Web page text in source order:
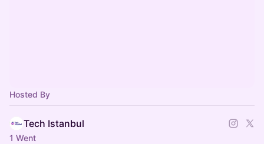
Hosted By
Tech Istanbul
1 Went